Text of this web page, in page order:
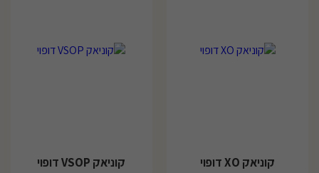
קוניאק XO דופוי קוניאק VSOP דופוי